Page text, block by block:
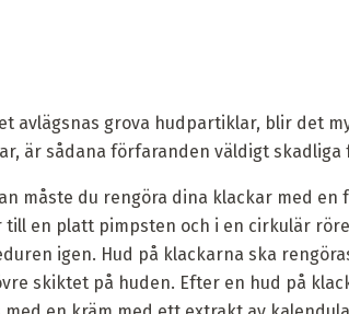
avlägsnas grova hudpartiklar, blir det
är sådana förfaranden väldigt skadliga
måste du rengöra dina klackar med
till en platt pimpsten och i en cirkulär
igen. Hud på klackarna ska
skiktet på huden. Efter en hud på